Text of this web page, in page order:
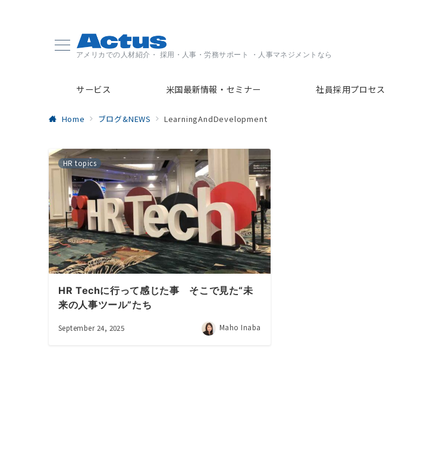
アメリカでの人材紹介・ 採用・人事・労務サポート ・人事マネジメントなら
サービス 米国最新情報・セミナー 社員採用プロセス
Home ブログ&NEWS LearningAndDevelopment
HR topics
HR Techに行って感じた事 そこで見た“未
来の人事ツール”たち
September 24, 2025 Maho Inaba